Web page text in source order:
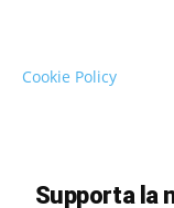
Cookie Policy
Supporta la